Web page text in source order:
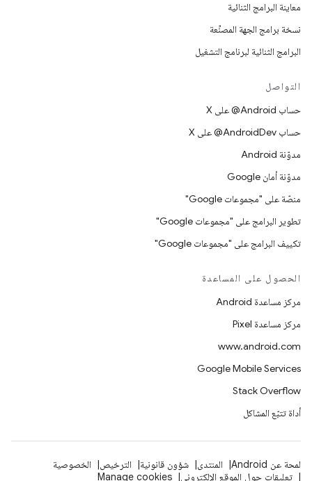
معاينة البرامج الثنائية
نسخة برامج الجهة المصنِّعة
البرامج الثنائية لبرنامج التشغيل
التواصل
حساب ‎@Android على X
حساب ‎@AndroidDev على X
مدوّنة Android
مدوّنة أمان Google
منصّة على "مجموعات Google"
تطوير البرامج على "مجموعات Google"
تكييف البرامج على "مجموعات Google"
الحصول على المساعدة
مركز مساعدة Android
مركز مساعدة Pixel
www.android.com
Google Mobile Services
Stack Overflow
أداة تتبّع المشاكل
لمحة عن Android المنتدى شؤون قانونية الترخيص
الخصوصية
تعليقات حول الموقع الإلكتروني
Manage cookies